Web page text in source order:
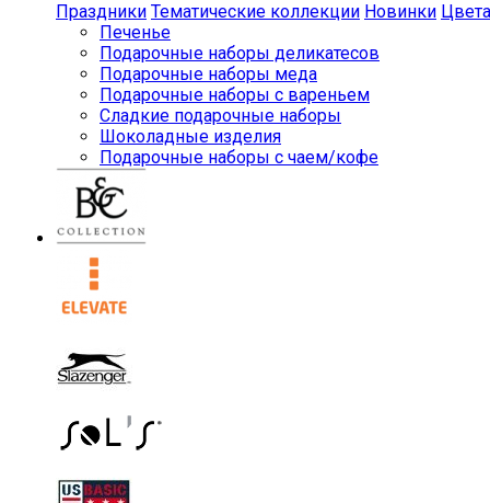
Праздники Тематические коллекции Новинки Цвета
Печенье
Подарочные наборы деликатесов
Подарочные наборы меда
Подарочные наборы с вареньем
Сладкие подарочные наборы
Шоколадные изделия
Подарочные наборы с чаем/кофе